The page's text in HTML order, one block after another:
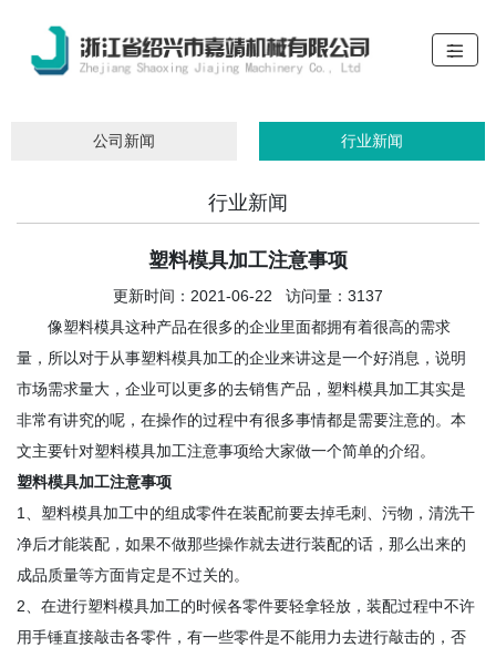
公司新闻 行业新闻
行业新闻
塑料模具加工注意事项
更新时间：2021-06-22 访问量：3137
像塑料模具这种产品在很多的企业里面都拥有着很高的需求
量，所以对于从事塑料模具加工的企业来讲这是一个好消息，说明
市场需求量大，企业可以更多的去销售产品，塑料模具加工其实是
非常有讲究的呢，在操作的过程中有很多事情都是需要注意的。本
文主要针对塑料模具加工注意事项给大家做一个简单的介绍。
塑料模具加工注意事项
1、塑料模具加工中的组成零件在装配前要去掉毛刺、污物，清洗干
净后才能装配，如果不做那些操作就去进行装配的话，那么出来的
成品质量等方面肯定是不过关的。
2、在进行塑料模具加工的时候各零件要轻拿轻放，装配过程中不许
用手锤直接敲击各零件，有一些零件是不能用力去进行敲击的，否